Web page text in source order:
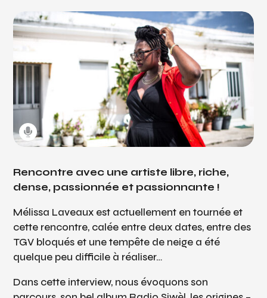
Rencontre avec une artiste libre, riche,
dense, passionnée et passionnante !
Mélissa Laveaux est actuellement en tournée et
cette rencontre, calée entre deux dates, entre des
TGV bloqués et une tempête de neige a été
quelque peu difficile à réaliser…
Dans cette interview, nous évoquons son